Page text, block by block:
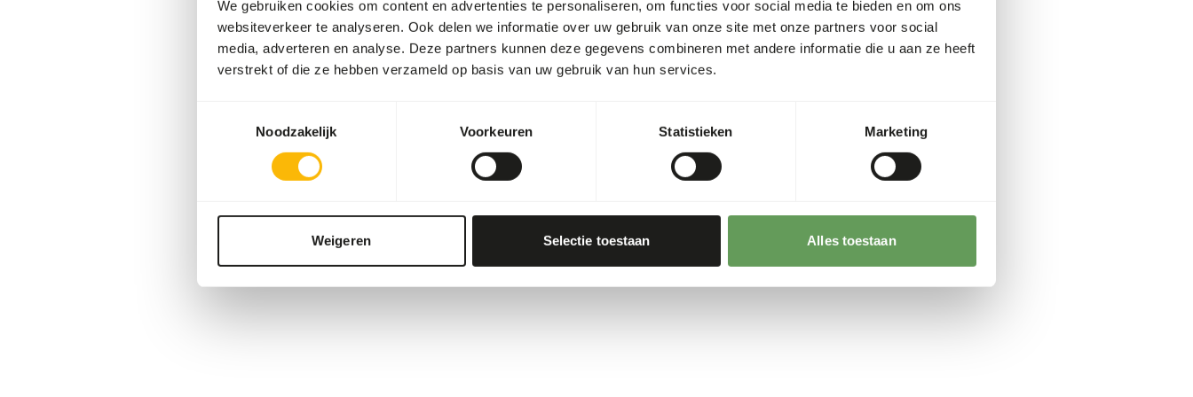
We gebruiken cookies om content en advertenties te personaliseren, om functies voor social media te bieden en om ons
websiteverkeer te analyseren. Ook delen we informatie over uw gebruik van onze site met onze partners voor social
media, adverteren en analyse. Deze partners kunnen deze gegevens combineren met andere informatie die u aan ze heeft
verstrekt of die ze hebben verzameld op basis van uw gebruik van hun services.
Noodzakelijk
Voorkeuren Statistieken Marketing
Weigeren Selectie toestaan Alles toestaan